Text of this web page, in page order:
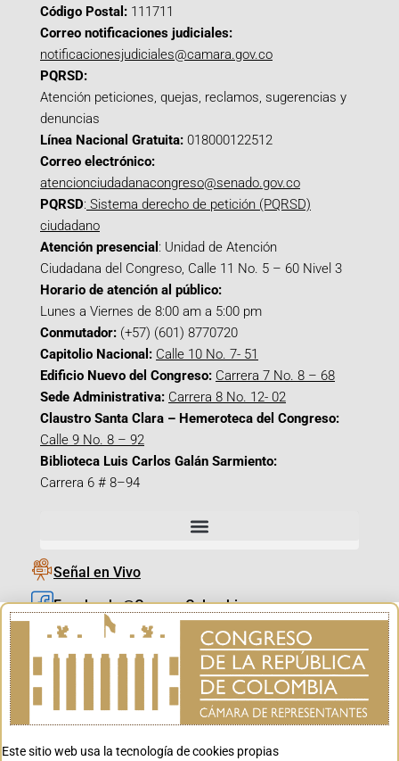
Código Postal: 111711
Correo notificaciones judiciales:
notificacionesjudiciales@camara.gov.co
PQRSD:
Atención peticiones, quejas, reclamos, sugerencias y
denuncias
Línea Nacional Gratuita: 018000122512
Correo electrónico:
atencionciudadanacongreso@senado.gov.co
PQRSD: Sistema derecho de petición (PQRSD)
ciudadano
Atención presencial : Unidad de Atención
Ciudadana del Congreso, Calle 11 No. 5 – 60 Nivel 3
Horario de atención al público:
Lunes a Viernes de 8:00 am a 5:00 pm
Conmutador: (+57) (601) 8770720
Capitolio Nacional: Calle 10 No. 7- 51
Edificio Nuevo del Congreso: Carrera 7 No. 8 – 68
Sede Administrativa: Carrera 8 No. 12- 02
Claustro Santa Clara – Hemeroteca del Congreso:
Calle 9 No. 8 – 92
Biblioteca Luis Carlos Galán Sarmiento:
Carrera 6 # 8–94
Señal en Vivo
Facebook_@CamaraColombia
Instagram_@CamaraColombia
X_@CamaraColombia
Youtube_@CamaraColombia
Este sitio web usa la tecnología de cookies propias